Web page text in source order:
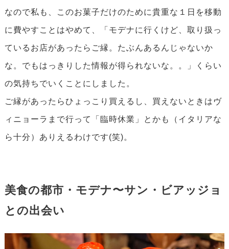
なので私も、このお菓子だけのために貴重な１日を移動
に費やすことはやめて、「モデナに行くけど、取り扱っ
ているお店があったらご縁。たぶんあるんじゃないか
な。でもはっきりした情報が得られないな。。」くらい
の気持ちでいくことにしました。
ご縁があったらひょっこり買えるし、買えないときはヴ
ィニョーラまで行って「臨時休業」とかも（イタリアな
ら十分）ありえるわけです(笑)。
美食の都市・モデナ〜サン・ビアッジョ
との出会い